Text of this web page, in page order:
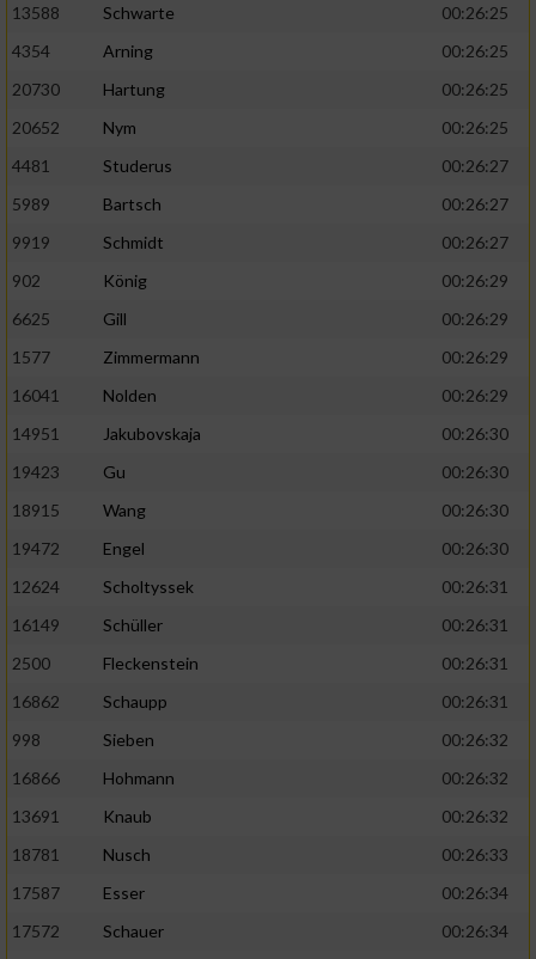
13588
Schwarte
00:26:25
4354
Arning
00:26:25
20730
Hartung
00:26:25
20652
Nym
00:26:25
4481
Studerus
00:26:27
5989
Bartsch
00:26:27
9919
Schmidt
00:26:27
902
König
00:26:29
6625
Gill
00:26:29
1577
Zimmermann
00:26:29
16041
Nolden
00:26:29
14951
Jakubovskaja
00:26:30
19423
Gu
00:26:30
18915
Wang
00:26:30
19472
Engel
00:26:30
12624
Scholtyssek
00:26:31
16149
Schüller
00:26:31
2500
Fleckenstein
00:26:31
16862
Schaupp
00:26:31
998
Sieben
00:26:32
16866
Hohmann
00:26:32
13691
Knaub
00:26:32
18781
Nusch
00:26:33
17587
Esser
00:26:34
17572
Schauer 00:26:34